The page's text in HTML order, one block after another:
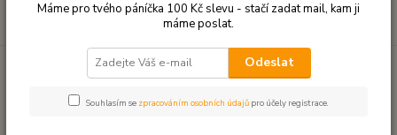
Hledat
PLYŠOVÉ A TEXTILNÍ HRAČKY
Plyšová lasička s extra dlouhým
Plyšová lasička s extra dlouhým
Máme pro tvého páníčka 100 Kč slevu - stačí zadat mail, kam ji
máme poslat.
Odeslat
Souhlasím se zpracováním osobních údajů pro účely registrace.